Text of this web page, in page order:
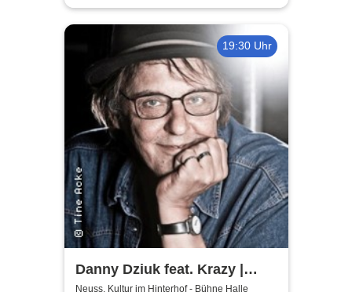
Neuss
19:30 Uhr
Danny Dziuk feat. Krazy |
Neuss, Kultur im Hinterhof - Bühne Halle